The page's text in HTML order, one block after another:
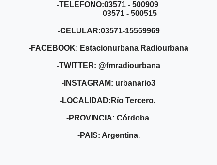
-TELEFONO:03571 - 500909
03571 - 500515
-CELULAR:03571-15569969
-FACEBOOK: Estacionurbana Radiourbana
-TWITTER: @fmradiourbana
-INSTAGRAM: urbanario3
-LOCALIDAD:Río Tercero.
-PROVINCIA: Córdoba
-PAIS: Argentina.